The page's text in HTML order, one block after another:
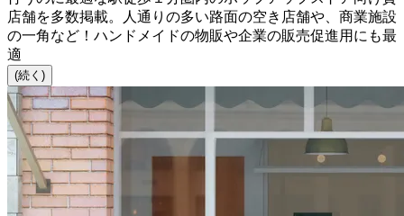
店舗を多数掲載。人通りの多い路面の空き店舗や、商業施設
の一角など！ハンドメイドの物販や企業の販売促進用にも最
適
(続く)